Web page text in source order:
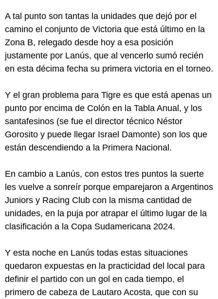
A tal punto son tantas la unidades que dejó por el
camino el conjunto de Victoria que está último en la
Zona B, relegado desde hoy a esa posición
justamente por Lanús, que al vencerlo sumó recién
en esta décima fecha su primera victoria en el torneo.
Y el gran problema para Tigre es que está apenas un
punto por encima de Colón en la Tabla Anual, y los
santafesinos (se fue el director técnico Néstor
Gorosito y puede llegar Israel Damonte) son los que
están descendiendo a la Primera Nacional.
En cambio a Lanús, con estos tres puntos la suerte
les vuelve a sonreír porque emparejaron a Argentinos
Juniors y Racing Club con la misma cantidad de
unidades, en la puja por atrapar el último lugar de la
clasificación a la Copa Sudamericana 2024.
Y esta noche en Lanús todas estas situaciones
quedaron expuestas en la practicidad del local para
definir el partido con un gol en cada tiempo, el
primero de cabeza de Lautaro Acosta, que con su